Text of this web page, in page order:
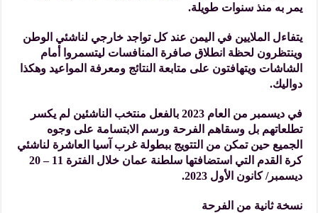
يمر به منذ سنوات طويلة.
يتفاءل الملايين في اليمن عند كل تواجد خارجي لناشئي الوطن
وينتظرون لحظة انطلاق صافرة المنافسات ليتسمروا أمام
الشاشات ويتهافتون على متابعة النتائج ومعرفة المواعيد وهكذا
دواليك.
في ديسمبر من العام 2023 بالفعل منتخب الناشئين لم يكسر
تطلعاتهم بل وسقاهم الفرحة ورسم الابتسامة على وجوه
الجميع حين تمكن من التتويج ببطولة غرب آسيا العاشرة لناشئي
كرة القدم التي استضافتها سلطنة عمان خلال الفترة 11 – 20
ديسمبر/ كانون الأول 2023.
نسخة ثانية من الفرحة